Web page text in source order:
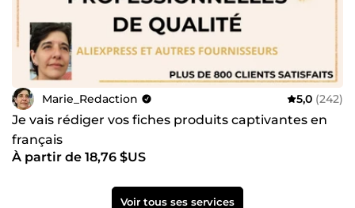
Marie_Redaction 5,0 (242)
Je vais rédiger vos fiches produits captivantes en
français
À partir de 18,76 $US
Voir tous ses services